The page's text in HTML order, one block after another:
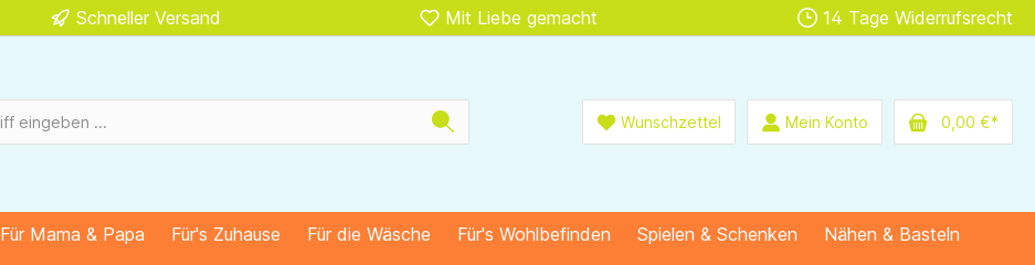
Schneller Versand Mit Liebe gemacht 14 Tage Widerrufsrecht
Wunschzettel Mein Konto 0,00 €*
Für Mama & Papa Für's Zuhause Für die Wäsche Für's Wohlbefinden Spielen & Schenken
Nähen & Basteln